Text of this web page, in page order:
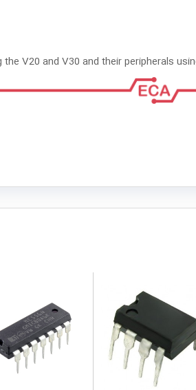
V20 and V30 and their peripherals